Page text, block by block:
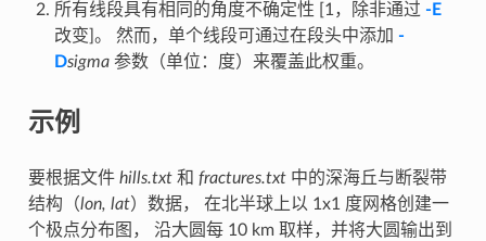
所有线段具有相同的角度不确定性 [1，除非通过 -E
改变]。 然而，单个线段可通过在段头中添加 -
Dsigma参数（单位：度）来覆盖此权重。
示例
要根据文件 hills.txt和 fractures.txt中的深海丘与断裂带
结构（lon, lat）数据， 在北半球上以 1x1 度网格创建一
个极点分布图， 沿大圆每 10 km 取样，并将大圆输出到